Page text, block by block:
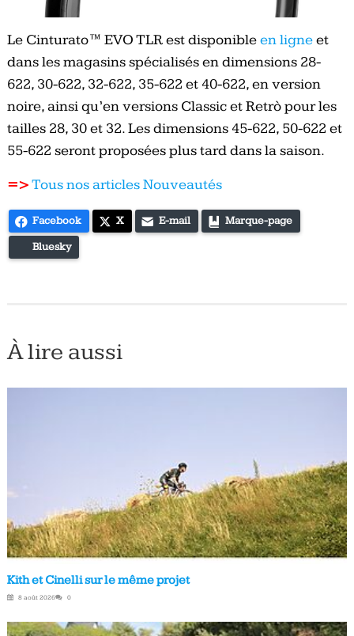
Le Cinturato™ EVO TLR est disponibleen ligneet
dans les magasins spécialisés en dimensions 28-
622, 30-622, 32-622, 35-622 et 40-622, en version
noire, ainsi qu’en versions Classic et Retrò pour les
tailles 28, 30 et 32. Les dimensions 45-622, 50-622 et
55-622 seront proposées plus tard dans la saison.
=>Tous nos articles Nouveautés
Facebook X E-mail Marque-page
Bluesky
À lire aussi
Kith et Cinelli sur le même projet
8 août 2026 0